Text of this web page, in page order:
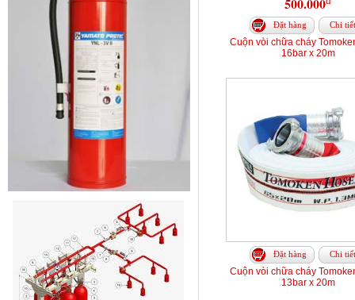
500.000
Đặt hàng Chi tiết
Cuộn vòi chữa cháy
16bar x 20m
Đặt hàng Chi tiết
Cuộn vòi chữa cháy
13bar x 20m